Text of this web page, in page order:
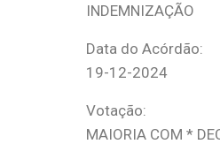
INDEMNIZAÇÃO
Data do Acórdão:
19-12-2024
Votação:
MAIORIA COM *